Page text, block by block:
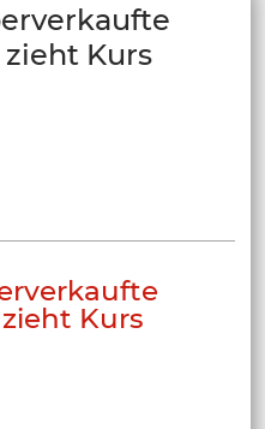
Kurs
Kurs